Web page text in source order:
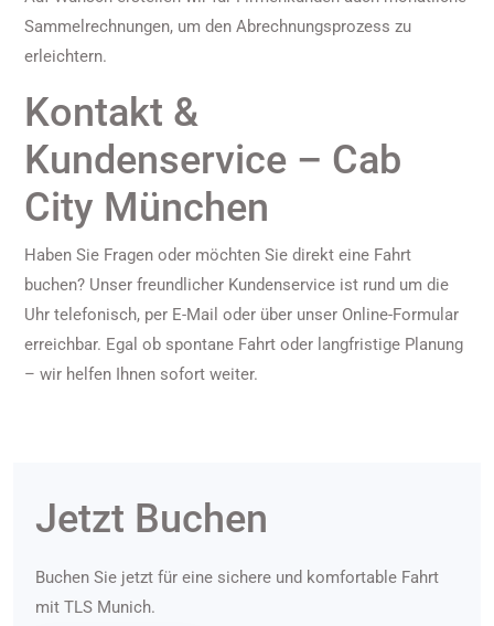
Sammelrechnungen, um den Abrechnungsprozess zu
erleichtern.
Kontakt &
Kundenservice – Cab
City München
Haben Sie Fragen oder möchten Sie direkt eine Fahrt
buchen? Unser freundlicher Kundenservice ist rund um die
Uhr telefonisch, per E-Mail oder über unser Online-Formular
erreichbar. Egal ob spontane Fahrt oder langfristige Planung
– wir helfen Ihnen sofort weiter.
Jetzt Buchen
Buchen Sie jetzt für eine sichere und komfortable Fahrt
mit TLS Munich.